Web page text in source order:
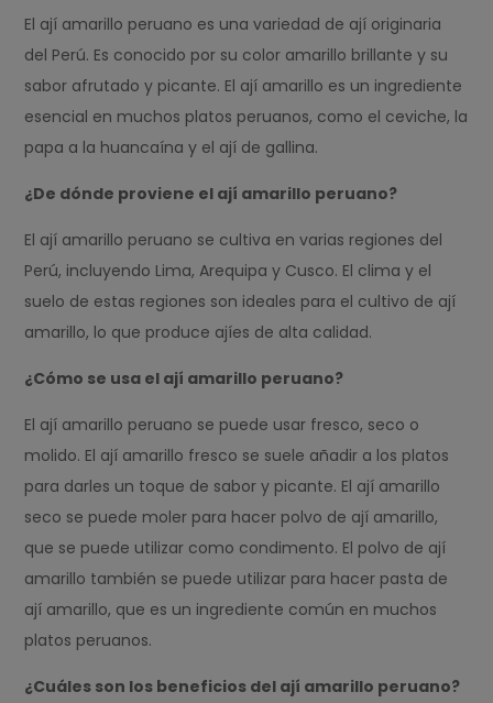
El ají amarillo peruano es una variedad de ají originaria
del Perú. Es conocido por su color amarillo brillante y su
sabor afrutado y picante. El ají amarillo es un ingrediente
esencial en muchos platos peruanos, como el ceviche, la
papa a la huancaína y el ají de gallina.
¿De dónde proviene el ají amarillo peruano?
El ají amarillo peruano se cultiva en varias regiones del
Perú, incluyendo Lima, Arequipa y Cusco. El clima y el
suelo de estas regiones son ideales para el cultivo de ají
amarillo, lo que produce ajíes de alta calidad.
¿Cómo se usa el ají amarillo peruano?
El ají amarillo peruano se puede usar fresco, seco o
molido. El ají amarillo fresco se suele añadir a los platos
para darles un toque de sabor y picante. El ají amarillo
seco se puede moler para hacer polvo de ají amarillo,
que se puede utilizar como condimento. El polvo de ají
amarillo también se puede utilizar para hacer pasta de
ají amarillo, que es un ingrediente común en muchos
platos peruanos.
¿Cuáles son los beneficios del ají amarillo peruano?